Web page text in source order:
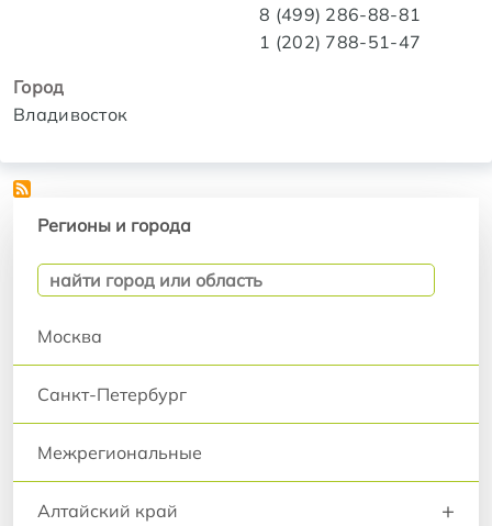
8 (499) 286-88-81
1 (202) 788-51-47
Город
Владивосток
Регионы и города
Москва
Санкт-Петербург
Межрегиональные
Алтайский край +